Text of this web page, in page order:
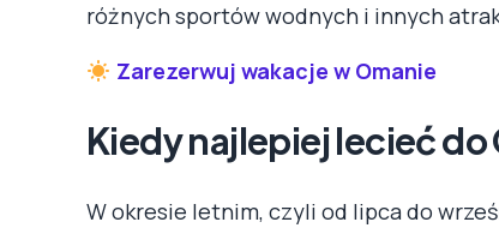
różnych sportów wodnych i innych
Zarezerwuj wakacje w Omanie
Kiedy najlepiej lecieć do
W okresie letnim, czyli od lipca do